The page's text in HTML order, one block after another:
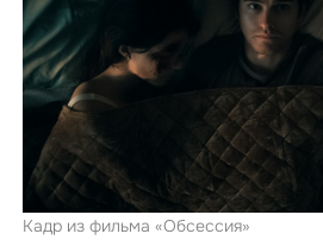
Кадр из фильма «Обсессия»